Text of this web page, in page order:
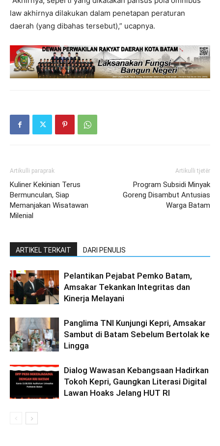
law akhirnya dilakukan dalam penetapan peraturan
daerah (yang dibahas tersebut),” ucapnya.
Artikulli paraprak
Kuliner Kekinian Terus
Bermunculan, Siap
Memanjakan Wisatawan
Milenial
Artikulli tjetër
Program Subsidi Minyak
Goreng Disambut Antusias
Warga Batam
ARTIKEL TERKAIT DARI PENULIS
Pelantikan Pejabat Pemko Batam,
Amsakar Tekankan Integritas dan
Kinerja Melayani
Panglima TNI Kunjungi Kepri, Amsakar
Sambut di Batam Sebelum Bertolak ke
Lingga
Dialog Wawasan Kebangsaan Hadirkan
Tokoh Kepri, Gaungkan Literasi Digital
Lawan Hoaks Jelang HUT RI